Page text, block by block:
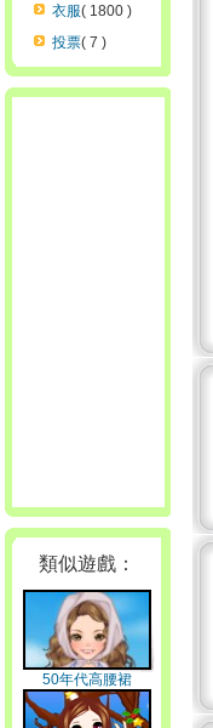
衣服( 1800 )
投票( 7 )
類似遊戲：
50年代高腰裙